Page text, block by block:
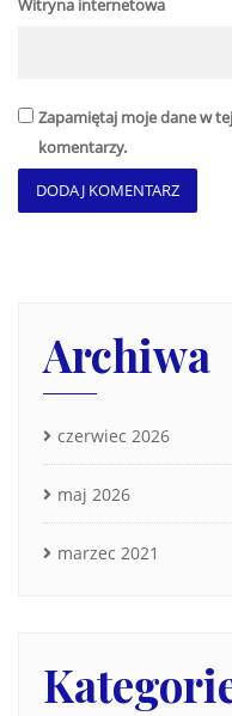
Witryna internetowa
Zapamiętaj moje dane w
komentarzy.
Archiwa
czerwiec 2026
maj 2026
marzec 2021